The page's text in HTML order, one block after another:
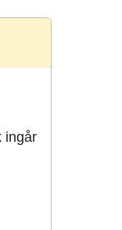
ingår